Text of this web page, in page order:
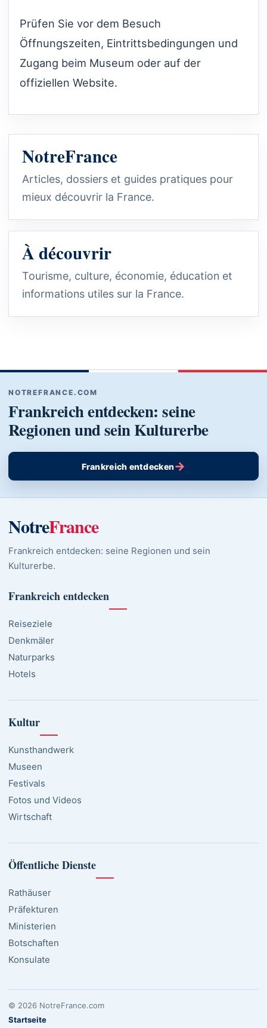
Prüfen Sie vor dem Besuch
Öffnungszeiten, Eintrittsbedingungen und
Zugang beim Museum oder auf der
offiziellen Website.
NotreFrance
Articles, dossiers et guides pratiques pour
mieux découvrir la France.
À découvrir
Tourisme, culture, économie, éducation et
informations utiles sur la France.
NOTREFRANCE.COM
Frankreich entdecken: seine
Regionen und sein Kulturerbe
Frankreich entdecken→
NotreFrance
Frankreich entdecken: seine Regionen und sein
Kulturerbe.
Frankreich entdecken
Reiseziele
Denkmäler
Naturparks
Hotels
Kultur
Kunsthandwerk
Museen
Festivals
Fotos und Videos
Wirtschaft
Öffentliche Dienste
Rathäuser
Präfekturen
Ministerien
Botschaften
Konsulate
© 2026 NotreFrance.com
Startseite